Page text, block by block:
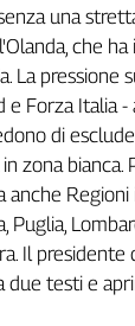
una
che
La pressione
e Forza Italia -
di
zona bianca.
anche
Puglia,
Il presidente
due testi e